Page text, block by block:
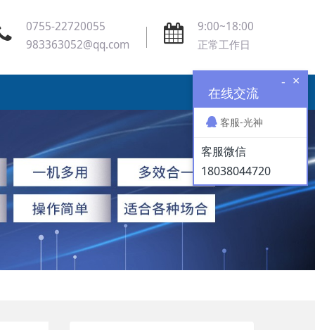
0755-22720055
983363052@qq.com
9:00~18:00
正常工作日
×
-
在线交流
客服-光神
客服微信
18038044720